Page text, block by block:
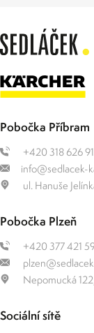
Pobočka Příbram
+420 318 626
info@sedlacek-
ul. Hanuše
Pobočka Plzeň
+420 377 421
Nepomucká
Sociální sítě